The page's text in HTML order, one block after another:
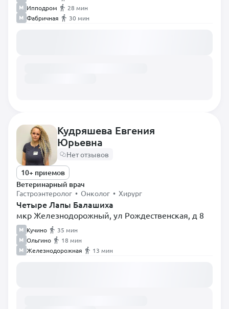
Ипподром
28 мин
Фабричная
30 мин
Кудряшева Евгения
Юрьевна
Нет отзывов
10+ приемов
Ветеринарный врач
Гастроэнтеролог • Онколог • Хирург
Четыре Лапы Балашиха
мкр Железнодорожный, ул Рождественская, д 8
Кучино
35 мин
Ольгино
18 мин
Железнодорожная
13 мин